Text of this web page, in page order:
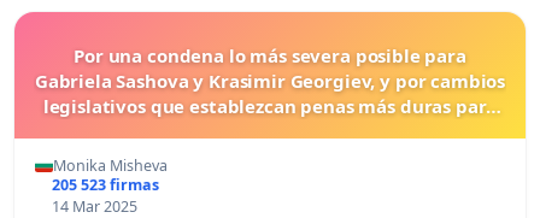
Por una condena lo más severa posible para
Gabriela Sashova y Krasimir Georgiev, y por cambios
legislativos que establezcan penas más duras para
Monika Misheva
205 523 firmas
14 Mar 2025